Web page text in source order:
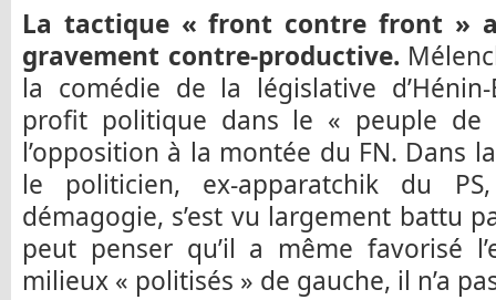
La tactique « front contre front »
gravement contre-productive.
la comédie de la législative
profit politique dans le « peuple
l’opposition à la montée du FN. Dans
le politicien, ex-apparatchik du
démagogie, s’est vu largement battu
peut penser qu’il a même favorisé
milieux « politisés » de gauche, il n’a